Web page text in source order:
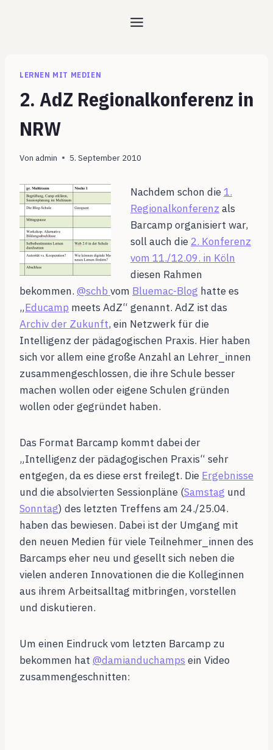
LERNEN MIT MEDIEN
2. AdZ Regionalkonferenz in
NRW
Von admin 5. September 2010
Nachdem schon die1.
Regionalkonferenz als
Barcamp organisiert war,
soll auch die 2. Konferenz
vom 11./12.09. in Köln
diesen Rahmen
bekommen. @schb vom Bluemac-Blog hatte es
„Educamp meets AdZ“ genannt. AdZ ist das
Archiv der Zukunft, ein Netzwerk für die
Intelligenz der pädagogischen Praxis. Hier haben
sich vor allem eine große Anzahl an Lehrer_innen
zusammengeschlossen, die ihre Schule besser
machen wollen oder eigene Schulen gründen
wollen oder gegründet haben.
Das Format Barcamp kommt dabei der
„Intelligenz der pädagogischen Praxis“ sehr
entgegen, da es diese erst freilegt. Die Ergebnisse
und die absolvierten Sessionpläne (Samstag und
Sonntag) des letzten Treffens am 24./25.04.
haben das bewiesen. Dabei ist der Umgang mit
den neuen Medien für viele Teilnehmer_innen des
Barcamps eher neu und gesellt sich neben die
vielen anderen Innovationen die die Kolleginnen
aus ihrem Arbeitsalltag mitbringen, vorstellen
und diskutieren.
Um einen Eindruck vom letzten Barcamp zu
bekommen hat @damianduchamps ein Video
zusammengeschnitten: